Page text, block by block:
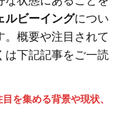
ルビーイングについ
。概要や注目されて
は下記記事をご一読
を集める背景や現状、